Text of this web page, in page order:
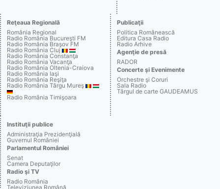
Reţeaua Regională
România Regional
Radio România Bucureşti FM
Radio România Braşov FM
Radio România Cluj
Radio România Constanţa
Radio România Vacanţa
Radio România Oltenia-Craiova
Radio România Iaşi
Radio România Reşiţa
Radio România Târgu Mureş
Radio România Timişoara
Publicaţii
Politica Românească
Editura Casa Radio
Radio Arhive
Agenţie de presă
RADOR
Concerte şi Evenimente
Orchestre şi Coruri
Sala Radio
Târgul de carte GAUDEAMUS
Instituţii publice
Administraţia Prezidenţială
Guvernul României
Parlamentul României
Senat
Camera Deputaţilor
Radio şi TV
Radio România
Televiziunea Română